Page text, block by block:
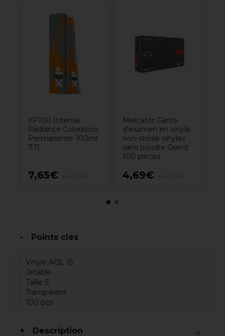
XP100 Intense
Radiance Coloration
Permanente 100ml
7.11
7,65€
Mercator Gants
d'examen en vinyle
non-stérile vinylex
sans poudre Grand
100 pièces
4,69€
Points clés
Vinyle AQL 15
Jetable
Taille S
Transparent
100 pcs
Description